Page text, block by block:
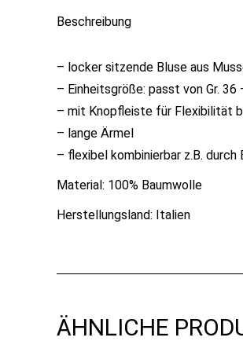
Beschreibung
– locker sitzende Bluse aus
– Einheitsgröße: passt von Gr. 36
– mit Knopfleiste für Flexibilität
– lange Ärmel
– flexibel kombinierbar z.B. durch
Material: 100% Baumwolle
Herstellungsland: Italien
ÄHNLICHE